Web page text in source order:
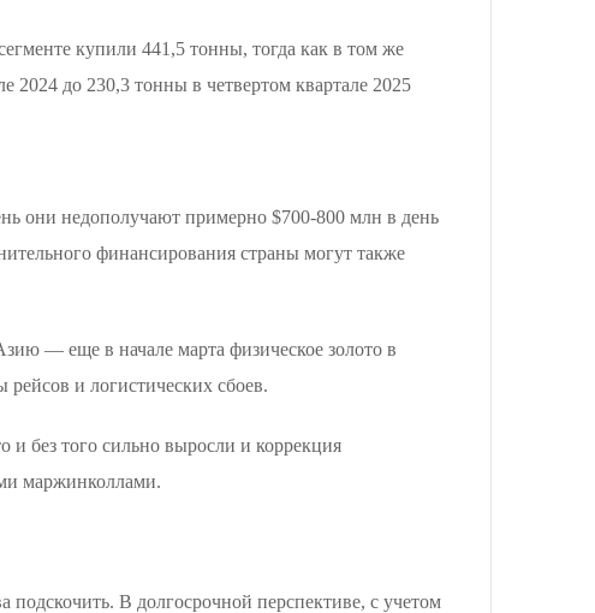
купили 441,5 тонны, тогда как в том же
до 230,3 тонны в четвертом квартале 2025
они недополучают примерно $700-800 млн в день
финансирования страны могут также
— еще в начале марта физическое золото в
и логистических сбоев.
и без того сильно выросли и коррекция
маржинколлами.
В долгосрочной перспективе, с учетом